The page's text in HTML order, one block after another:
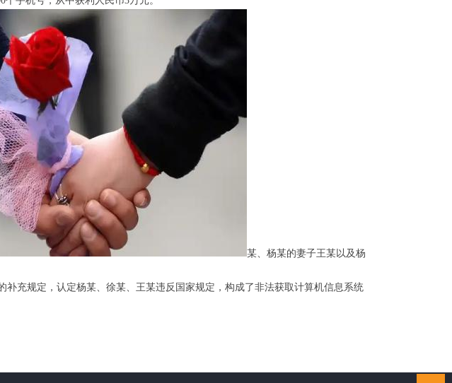
某、杨某的妻子王某以及杨
规定，认定杨某、徐某、王某违反国家规定，构成了非法获取计算机信息系统